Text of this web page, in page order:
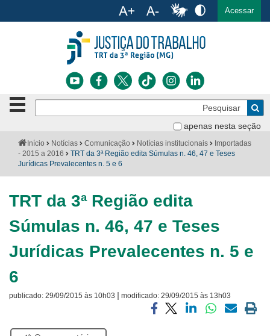
Ir para o menu Ir para a busca Ir para o rodapé
Acessar
apenas nesta seção
Botão
de
clique
para
fechar
menu
Notícias
Jurisprudência
Você
está
aqui:
Início Notícias Comunicação Notícias institucionais
Importadas
- 2015 a 2016
TRT da 3ª Região edita Súmulas n. 46, 47 e Teses
Jurídicas Prevalecentes n. 5 e 6
TRT da 3ª Região edita
Súmulas n. 46, 47 e Teses
Jurídicas Prevalecentes n. 5 e
6
publicado: 29/09/2015 às 10h03 | modificado: 29/09/2015 às 13h03
Se